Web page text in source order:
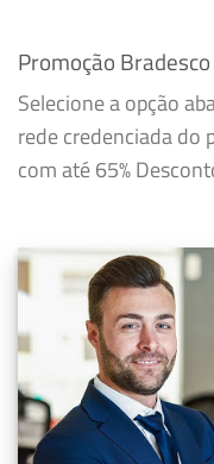
Promoção
Selecione a opção
rede credenciada do
com até 65%